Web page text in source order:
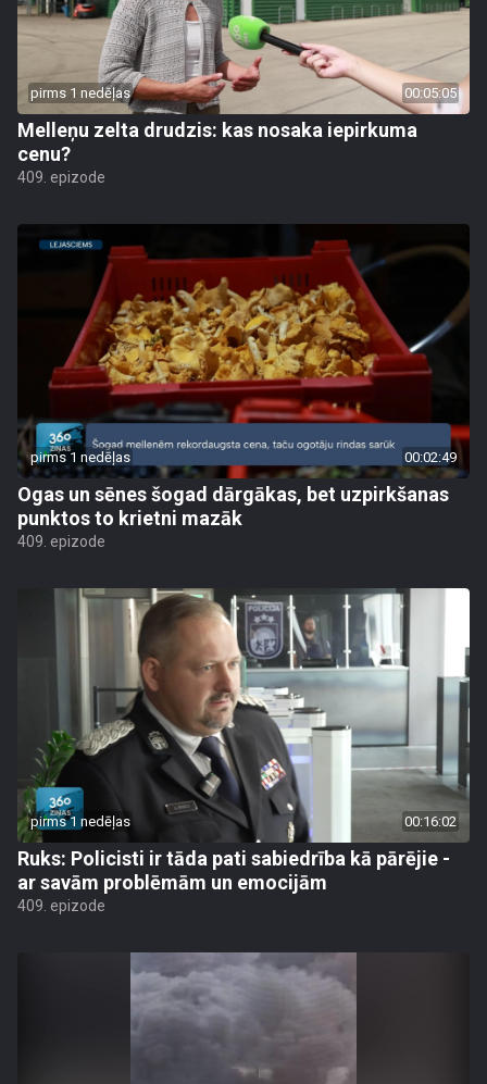
pirms 1 nedēļas 00:05:05
Melleņu zelta drudzis: kas nosaka iepirkuma
cenu?
409. epizode
pirms 1 nedēļas 00:02:49
Ogas un sēnes šogad dārgākas, bet uzpirkšanas
punktos to krietni mazāk
409. epizode
pirms 1 nedēļas 00:16:02
Ruks: Policisti ir tāda pati sabiedrība kā pārējie -
ar savām problēmām un emocijām
409. epizode